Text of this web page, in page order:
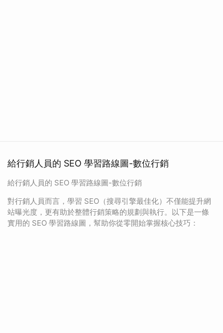
給行銷人員的 SEO 學習路線圖-數位行銷
給行銷人員的 SEO 學習路線圖-數位行銷
對行銷人員而言，學習 SEO（搜尋引擎最佳化）不僅能提升網
站曝光度，更有助於整體行銷策略的規劃與執行。以下是一條
實用的 SEO 學習路線圖，幫助你從零開始掌握核心技巧：